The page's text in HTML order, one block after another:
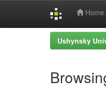
Home
Ushynsky